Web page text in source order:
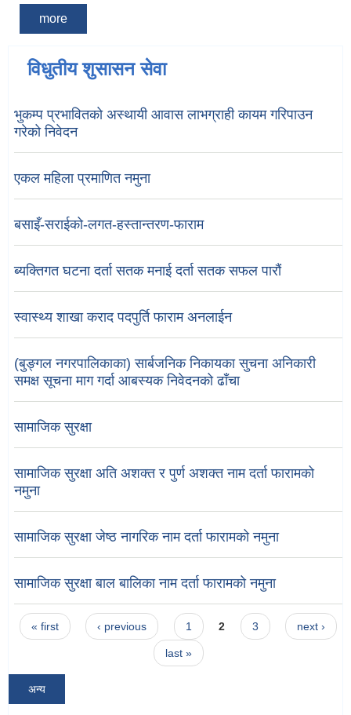
more
विधुतीय शुसासन सेवा
भुकम्प प्रभावितको अस्थायी आवास लाभग्राही कायम गरिपाउन
गरेको निवेदन
एकल महिला प्रमाणित नमुना
बसाइँ-सराईको-लगत-हस्तान्तरण-फाराम
ब्यक्तिगत घटना दर्ता सतक मनाई दर्ता सतक सफल पारौं
स्वास्थ्य शाखा कराद पदपुर्ति फाराम अनलाईन
(बुङ्गल नगरपालिकाका) सार्बजनिक निकायका सुचना अनिकारी
समक्ष सूचना माग गर्दा आबस्यक निवेदनको ढाँचा
सामाजिक सुरक्षा
सामाजिक सुरक्षा अति अशक्त र पुर्ण अशक्त नाम दर्ता फारामको
नमुना
सामाजिक सुरक्षा जेष्ठ नागरिक नाम दर्ता फारामको नमुना
सामाजिक सुरक्षा बाल बालिका नाम दर्ता फारामको नमुना
Pages
« first ‹ previous 1 2 3 next ›
last »
अन्य